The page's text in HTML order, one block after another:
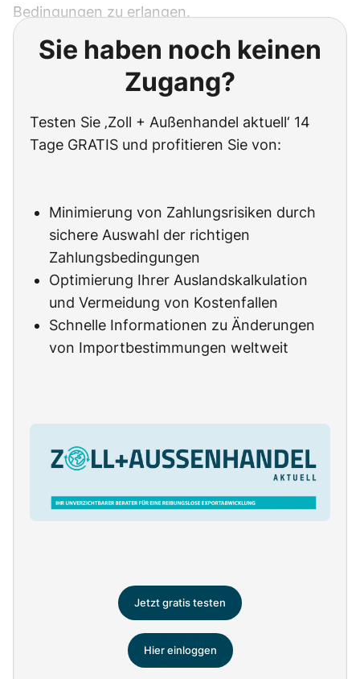
Bedingungen zu erlangen.
Sie haben noch keinen
Zugang?
Testen Sie ‚Zoll + Außenhandel aktuell‘ 14
Tage GRATIS und profitieren Sie von:
Minimierung von Zahlungsrisiken durch
sichere Auswahl der richtigen
Zahlungsbedingungen
Optimierung Ihrer Auslandskalkulation
und Vermeidung von Kostenfallen
Schnelle Informationen zu Änderungen
von Importbestimmungen weltweit
Jetzt gratis testen
Hier einloggen